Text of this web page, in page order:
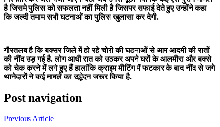
है जिसमे पुलिस को सफलता नहीं मिली है जिसपर सफाई देते हुए उन्होंने कहा
कि जल्दी तमाम सभी घटनाओं का पुलिस खुलासा कर देगी.
गौरतलब है कि बक्सर जिले में हो रहे चोरी की घटनाओं से आम आदमी की रातों
की नींद उड़ गई है. लोग आधी रात को उठकर अपने घरों के आलमीरा और बक्से
को चेक करने में लगे हुए हैं हालांकि क्राइम मीटिंग में फटकार के बाद नींद से जगे
थानेदारों ने कई मामले का उद्भेदन जरूर किया है.
Post navigation
Previous Article